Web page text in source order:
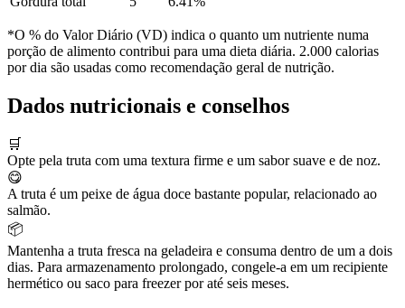
*O % do Valor Diário (VD) indica o quanto um nutriente numa
porção de alimento contribui para uma dieta diária. 2.000 calorias
por dia são usadas como recomendação geral de nutrição.
Dados nutricionais e conselhos
🛒
Opte pela truta com uma textura firme e um sabor suave e de noz.
😋
A truta é um peixe de água doce bastante popular, relacionado ao
salmão.
📦
Mantenha a truta fresca na geladeira e consuma dentro de um a dois
dias. Para armazenamento prolongado, congele-a em um recipiente
hermético ou saco para freezer por até seis meses.